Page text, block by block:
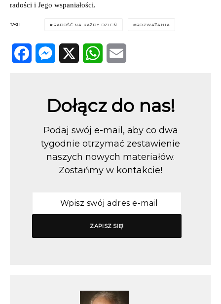
radości i Jego wspaniałości.
TAGI RADOŚĆ NA KAŻDY DZIEŃ ROZWAŻANIA
Dołącz do nas!
Podaj swój e-mail, aby co dwa
tygodnie otrzymać zestawienie
naszych nowych materiałów.
Zostańmy w kontakcie!